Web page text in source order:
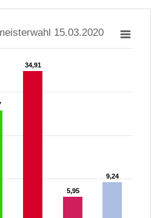
15.03.2020
34,91
34,91
5,95
5,95
9,24
9,24